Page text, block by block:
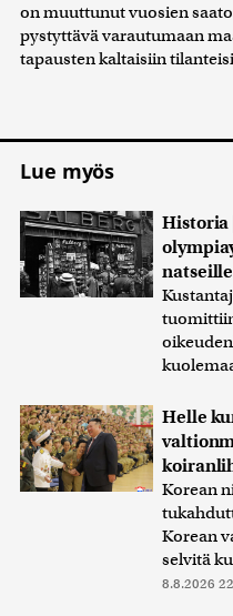
on muuttunut vuosien
pystyttävä varautumaan
tapausten kaltaisiin
Lue myös
Historia
Helle
Korean
Korean
selvitä
8.8.2026